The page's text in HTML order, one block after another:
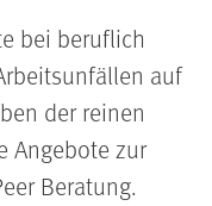
bei beruflich
auf
der reinen
Angebote zur
Beratung.